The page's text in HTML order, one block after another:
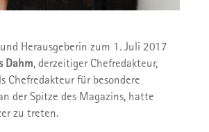
Herausgeberin zum 1. Juli 2017
Dahm, derzeitiger Chefredakteur,
Chefredakteur für besondere
der Spitze des Magazins, hatte
zu treten.